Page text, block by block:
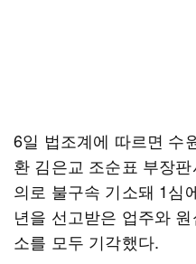
6일 법조계에 따르면 수
환 김은교 조순표 부장
의로 불구속 기소돼 1심
년을 선고받은 업주와
소를 모두 기각했다.